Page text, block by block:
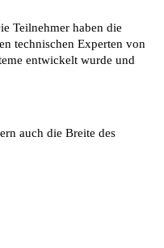
Teilnehmer haben die
technischen Experten von
entwickelt wurde und
auch die Breite des